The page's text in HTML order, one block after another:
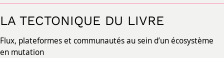
LA TECTONIQUE DU LIVRE
Flux, plateformes et communautés au sein d’un écosystème
en mutation